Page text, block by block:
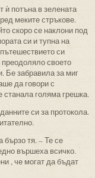
ѝ потъна в зелената
меките стръкове.
скоро се наклони под
си и тупна на
си
своето
Бе забравила за миг
да говори с
голяма грешка.
си за протокола.
бързо тя. – Те се
вършеха всичко.
, че могат да бъдат